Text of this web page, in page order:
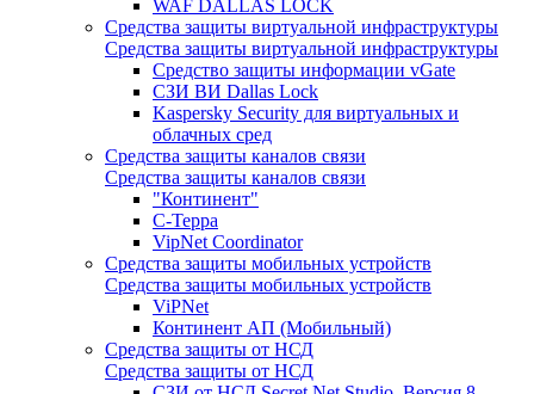
WAF DALLAS LOCK
Средства защиты виртуальной инфраструктуры
Средства защиты виртуальной инфраструктуры
Средство защиты информации vGate
СЗИ ВИ Dallas Lock
Kaspersky Security для виртуальных и
облачных сред
Средства защиты каналов связи
Средства защиты каналов связи
"Континент"
С-Терра
VipNet Coordinator
Средства защиты мобильных устройств
Средства защиты мобильных устройств
ViPNet
Континент АП (Мобильный)
Средства защиты от НСД
Средства защиты от НСД